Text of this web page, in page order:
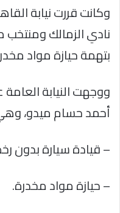
وكانت قررت نيابة
نادي الزمالك
بتهمة حيازة مواد
ووجهت النيابة
أحمد حسام ميدو،
– قيادة سيارة بدون
– حيازة مواد مخدرة.